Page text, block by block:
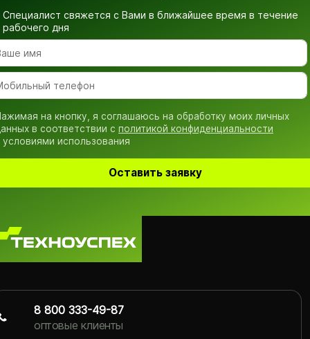
Специалист свяжется с Вами в ближайшее время в течение
рабочего дня
на кнопку, я соглашаюсь на обработку моих личных
в соответствии с политикой конфиденциальности
условиями использования
Оставить заявку
8 800 333-49-87
оптовые клиенты